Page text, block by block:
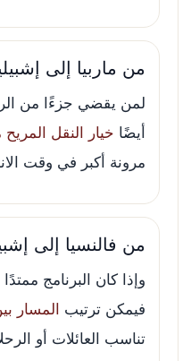
من ماربيا إلى
لمن يقضي جزءًا من
أيضًا خيار النقل المريح
مرونة أكبر في وقت
من فالنسيا إلى
وإذا كان البرنامج
فيمكن ترتيب
المسار
تناسب العائلات أو